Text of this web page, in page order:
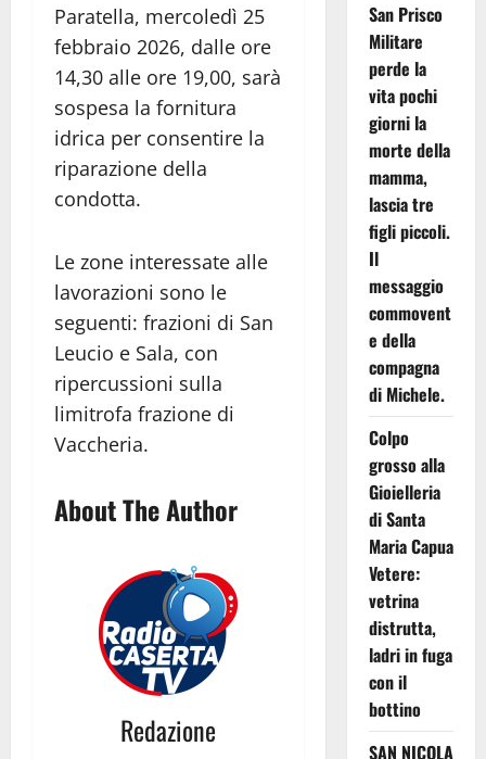
Paratella, mercoledì 25
febbraio 2026, dalle ore
14,30 alle ore 19,00, sarà
sospesa la fornitura
idrica per consentire la
riparazione della
condotta.
Le zone interessate alle
lavorazioni sono le
seguenti: frazioni di San
Leucio e Sala, con
ripercussioni sulla
limitrofa frazione di
Vaccheria.
About The Author
Redazione
San Prisco
Militare
perde la
vita pochi
giorni la
morte della
mamma,
lascia tre
figli piccoli.
Il
messaggio
commovent
e della
compagna
di Michele.
Colpo
grosso alla
Gioielleria
di Santa
Maria Capua
Vetere:
vetrina
distrutta,
ladri in fuga
con il
bottino
SAN NICOLA